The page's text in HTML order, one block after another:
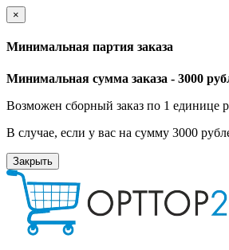
×
Минимальная партия заказа
Минимальная сумма заказа - 3000
Возможен сборный заказ по 1 единице
В случае, если у вас на сумму 3000
Закрыть